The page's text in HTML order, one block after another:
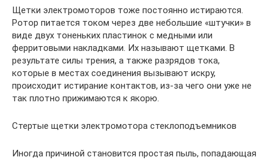
Щетки электромоторов тоже постоянно истираются.
Ротор питается током через две небольшие «штучки» в
виде двух тоненьких пластинок с медными или
ферритовыми накладками. Их называют щетками. В
результате силы трения, а также разрядов тока,
которые в местах соединения вызывают искру,
происходит истирание контактов, из-за чего они уже не
так плотно прижимаются к якорю.
Стертые щетки электромотора стеклоподъемников
Иногда причиной становится простая пыль, попадающая